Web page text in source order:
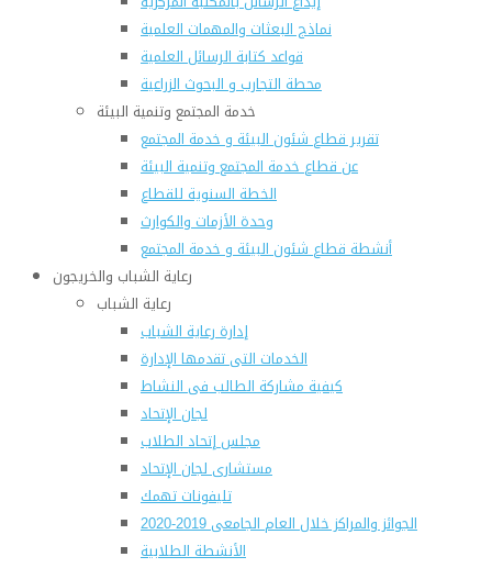
نماذج البعثات والمهمات العلمية
قواعد كتابة الرسائل العلمية
محطة التجارب و البحوث الزراعية
خدمة المجتمع وتنمية البيئة
تقرير قطاع شئون البيئة و خدمة المجتمع
عن قطاع خدمة المجتمع وتنمية البيئة
الخطة السنوية للقطاع
وحدة الأزمات والكوارث
أنشطة قطاع شئون البيئة و خدمة المجتمع
رعاية الشباب والخريجون
رعاية الشباب
إدارة رعاية الشباب
الخدمات التى تقدمها الإدارة
كيفية مشاركة الطالب فى النشاط
لجان الإتحاد
مجلس إتحاد الطلاب
مستشارى لجان الإتحاد
تليفونات تهمك
الجوائز والمراكز خلال العام الجامعى 2019-2020
الأنشطة الطلابية